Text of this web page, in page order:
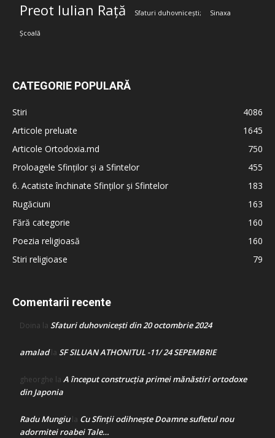
Preot Iulian Rață Sfaturi duhovnicești; Sinaxa
Școală
CATEGORIE POPULARĂ
Stiri
4086
Articole preluate
1645
Articole Ortodoxia.md
750
Proloagele Sfinților și a Sfintelor
455
6. Acatiste închinate Sfinților și Sfintelor
183
Rugăciuni
163
Fără categorie
160
Poezia religioasă
160
Stiri religioase
79
Comentarii recente
Doina la Sfaturi duhovnicești din 20 octombrie 2024
amaladla SF SILUAN ATHONITUL -11/ 24 SEPEMBRIE
gheorghe la A început construcţia primei mănăstiri ortodoxe
din Japonia
Radu Mungiula Cu Sfinții odihnește Doamne sufletul nou
adormitei roabei Tale…